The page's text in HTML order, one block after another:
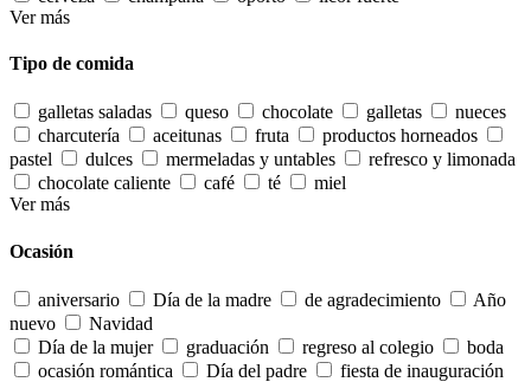
Ver más
Tipo de comida
galletas saladas queso chocolate galletas
nueces
charcutería
aceitunas fruta
productos horneados
pastel
dulces mermeladas y untables
refresco y limonada
chocolate caliente
café té
miel
Ver más
Ocasión
aniversario Día de la madre de agradecimiento
Año
nuevo
Navidad
Día de la mujer
graduación regreso al colegio
boda
ocasión romántica
Día del padre
fiesta de inauguración